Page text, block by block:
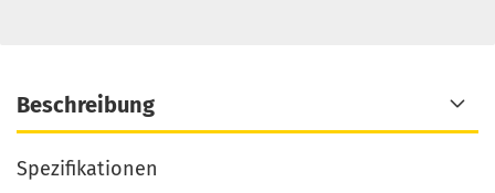
Beschreibung
Spezifikationen